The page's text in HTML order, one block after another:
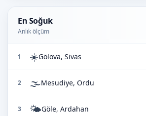
En Soğuk
Anlık ölçüm
1 ☀️Gölova, Sivas
2 🌫️Mesudiye, Ordu
3 🌤️Göle, Ardahan